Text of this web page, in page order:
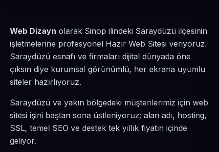
Web Dizayn olarak Sinop ilindeki Saraydüzü ilçesinin
işletmelerine profesyonel Hazır Web Sitesi veriyoruz.
Saraydüzü esnafı ve firmaları dijital dünyada öne
çıksın diye kurumsal görünümlü, her ekrana uyumlu
siteler hazırlıyoruz.
Saraydüzü ve yakın bölgedeki müşterilerimiz için web
sitesi işini baştan sona üstleniyoruz; alan adı, hosting,
SSL, temel SEO ve destek tek yıllık fiyatın içinde
geliyor.